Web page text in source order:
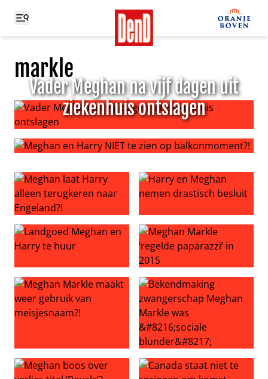
markle
Vader Meghan na vijf dagen uit
ziekenhuis ontslagen
Vader Meghan na vijf dagen uit ziekenhuis ontslagen
Meghan laat Harry alleen terugkeren naar Engeland?!
Harry en Meghan nemen
Landgoed Meghan en Harry te huurMeghan Markle ‘regelde
Meghan Markle maakt weer gebruik van meisjesnaam?!
Bekendmaking